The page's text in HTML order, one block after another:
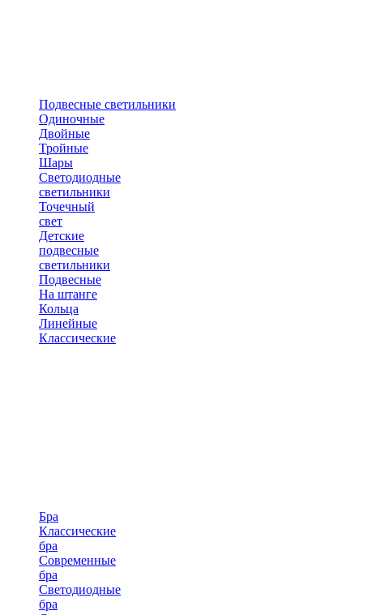
Подвесные светильники
Одиночные
Двойные
Тройные
Шары
Светодиодные
светильники
Точечный
свет
Детские
подвесные
светильники
Подвесные
На штанге
Кольца
Линейные
Классические
Бра
Классические
бра
Современные
бра
Светодиодные
бра